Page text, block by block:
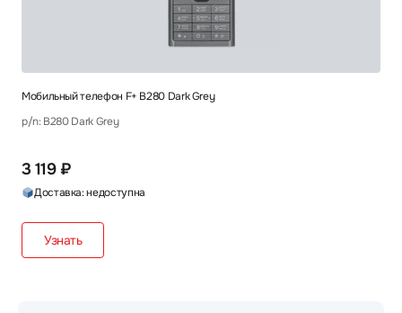
Мобильный телефон F+ B280 Dark Grey
p/n: B280 Dark Grey
3 119 ₽
Доставка: недоступна
Узнать